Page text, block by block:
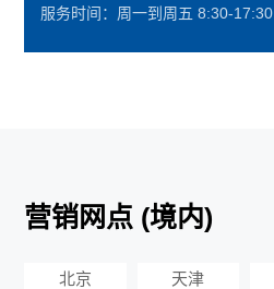
服务时间：周一到周五 8:30-17:30
营销网点 (境内)
北京 天津